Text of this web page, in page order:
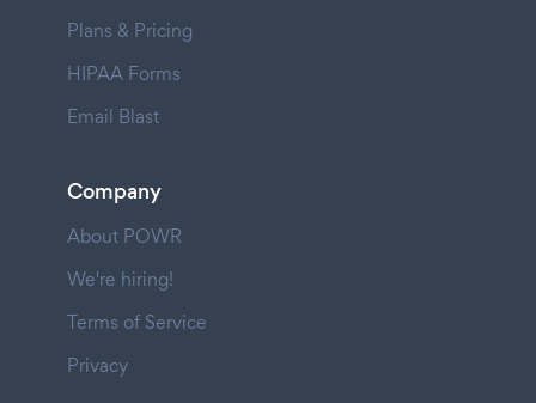
Plans & Pricing
HIPAA Forms
Email Blast
Company
About POWR
We're hiring!
Terms of Service
Privacy